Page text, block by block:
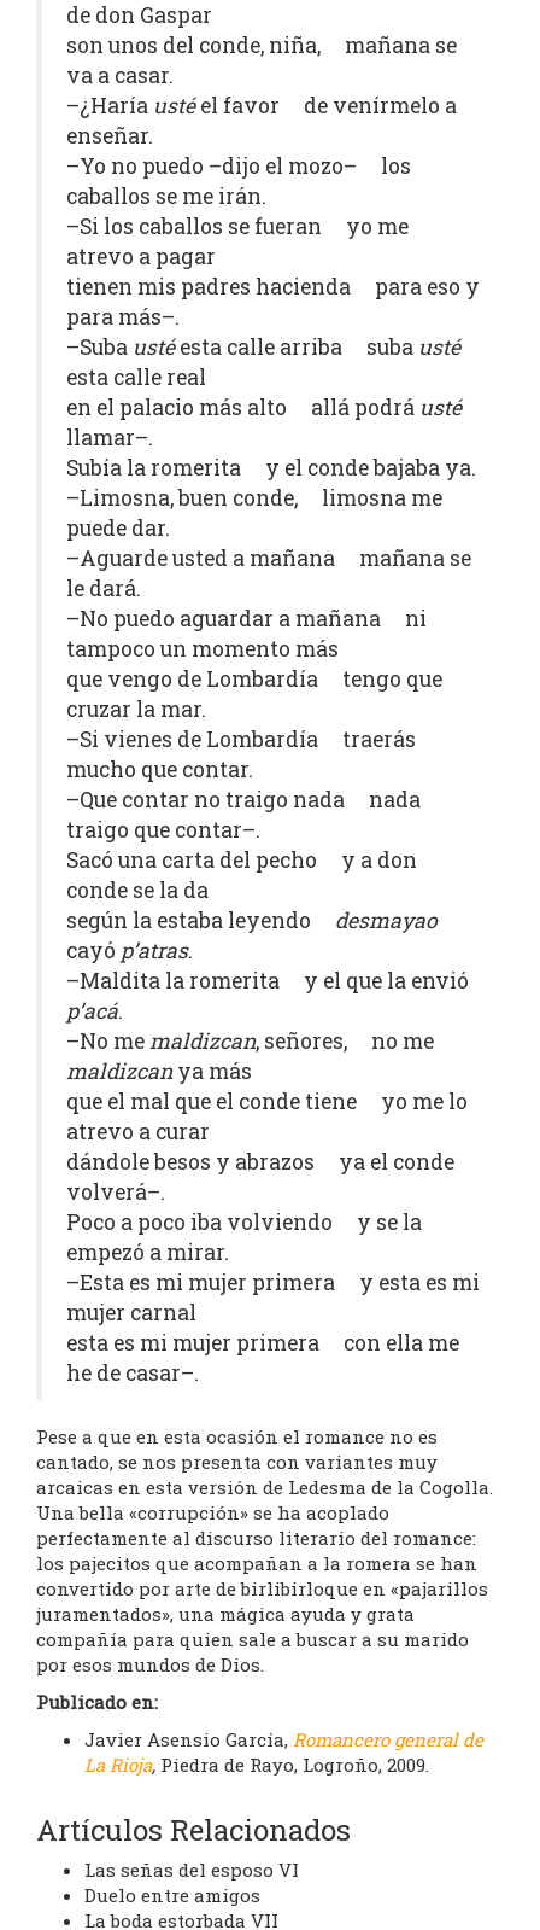
de don Gaspar
son unos del conde, niña, mañana se
va a casar.
–¿Haría ustéel favor de venírmelo a
enseñar.
–Yo no puedo –dijo el mozo– los
caballos se me irán.
–Si los caballos se fueran yo me
atrevo a pagar
tienen mis padres hacienda para eso y
para más–.
–Suba ustéesta calle arriba suba usté
esta calle real
en el palacio más alto allá podrá usté
llamar–.
Subía la romerita y el conde bajaba ya.
–Limosna, buen conde, limosna me
puede dar.
–Aguarde usted a mañana mañana se
le dará.
–No puedo aguardar a mañana ni
tampoco un momento más
que vengo de Lombardía tengo que
cruzar la mar.
–Si vienes de Lombardía traerás
mucho que contar.
–Que contar no traigo nada nada
traigo que contar–.
Sacó una carta del pecho y a don
conde se la da
según la estaba leyendo desmayao
cayó p’atras.
–Maldita la romerita y el que la envió
p’acá.
–No memaldizcan, señores, no me
maldizcanya más
que el mal que el conde tiene yo me lo
atrevo a curar
dándole besos y abrazos ya el conde
volverá–.
Poco a poco iba volviendo y se la
empezó a mirar.
–Esta es mi mujer primera y esta es mi
mujer carnal
esta es mi mujer primera con ella me
he de casar–.
Pese a que en esta ocasión el romance no es
cantado, se nos presenta con variantes muy
arcaicas en esta versión de Ledesma de la Cogolla.
Una bella «corrupción» se ha acoplado
perfectamente al discurso literario del romance:
los pajecitos que acompañan a la romera se han
convertido por arte de birlibirloque en «pajarillos
juramentados», una mágica ayuda y grata
compañía para quien sale a buscar a su marido
por esos mundos de Dios.
Publicado en:
Javier Asensio García, Romancero general de
La Rioja, Piedra de Rayo, Logroño, 2009.
Artículos Relacionados
Las señas del esposo VI
Duelo entre amigos
La boda estorbada VII